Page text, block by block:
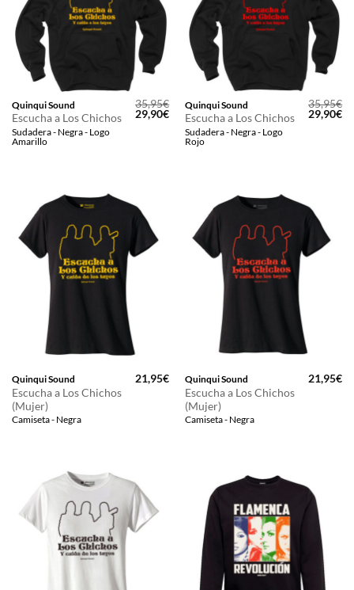
Quinqui Sound
Escucha a Los Chichos
Sudadera - Negra - Logo
Amarillo
35,95€
El
precio
29,90€El
precio
actual
Quinqui Sound
Escucha a Los Chichos
Sudadera - Negra - Logo
Rojo
35,95€
El
precio
29,90€El
Quinqui Sound
Escucha a Los Chichos
(Mujer)
Camiseta - Negra
21,95€ Quinqui Sound
Escucha a Los Chichos
(Mujer)
Camiseta - Negra
21,95€